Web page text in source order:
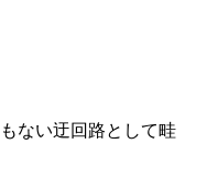
ない迂回路として畦